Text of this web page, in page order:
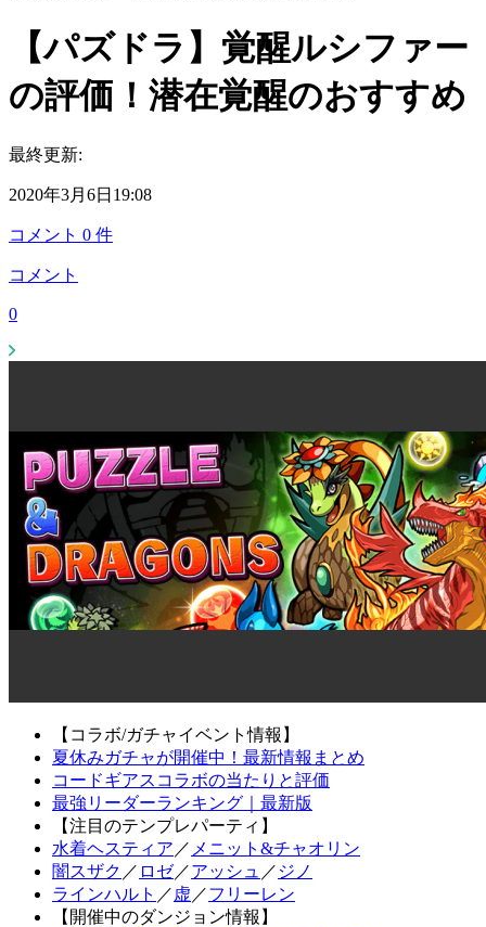
【パズドラ】覚醒ルシファー
の評価！潜在覚醒のおすすめ
最終更新:
2020年3月6日19:08
コメント 0 件
コメント
0
【コラボ/ガチャイベント情報】
夏休みガチャが開催中！最新情報まとめ
コードギアスコラボの当たりと評価
最強リーダーランキング｜最新版
【注目のテンプレパーティ】
水着ヘスティア ／ メニット&チャオリン
闇スザク ／ ロゼ／アッシュ ／ ジノ
ラインハルト ／ 虚 ／フリーレン
【開催中のダンジョン情報】